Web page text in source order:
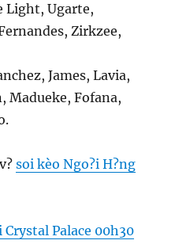
Light, Ugarte,
Zirkzee,
James, Lavia,
Madueke, Fofana,
soi kèo Ngo?i H?ng
Crystal Palace 00h30